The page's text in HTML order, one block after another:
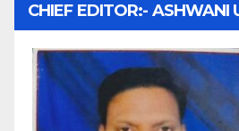
CHIEF EDITOR:- ASHWANI